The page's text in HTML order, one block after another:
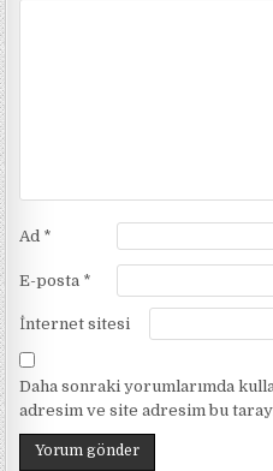
Ad *
E-posta *
İnternet sitesi
Daha sonraki yorumlarımda
adresim ve site adresim bu